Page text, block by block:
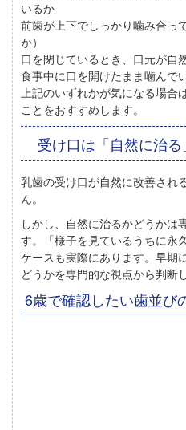
いるか
前歯が上下でしっかり噛み合っ
か）
口を閉じているとき、口元が自
食事中に口を開けたまま噛んで
上記のいずれかが気になる場合
ことをおすすめします。
受け口は「自然に治
乳歯の受け口が自然に改善され
ん。
しかし、自然に治るかどうかは
す。「様子を見ているうちに永
ケースも実際にあります。早期
どうかを専門的な視点から判断
6歳で確認したい歯並び